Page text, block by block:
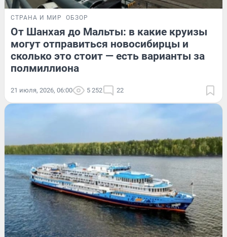
СТРАНА И МИР ОБЗОР
От Шанхая до Мальты: в какие круизы
могут отправиться новосибирцы и
сколько это стоит — есть варианты за
полмиллиона
21 июля, 2026, 06:00 5 252 22